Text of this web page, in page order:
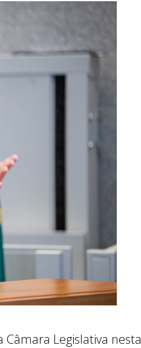
Legislativa nesta